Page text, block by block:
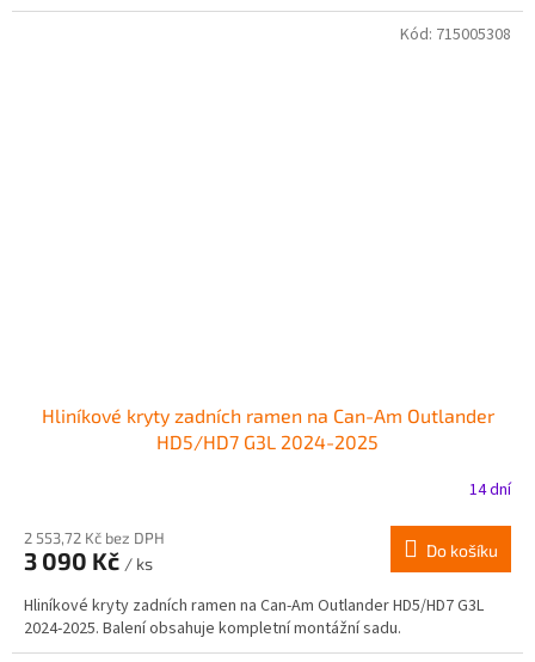
Hliníkové kryty zadních ramen na Can-Am Outlander
HD5/HD7 G3L 2024-2025
14 dní
2 553,72 Kč bez DPH
3 090 Kč / ks
Do košíku
Hliníkové kryty zadních ramen na Can-Am Outlander HD5/HD7 G3L
2024-2025. Balení obsahuje kompletní montážní sadu.
Kód: 715005308